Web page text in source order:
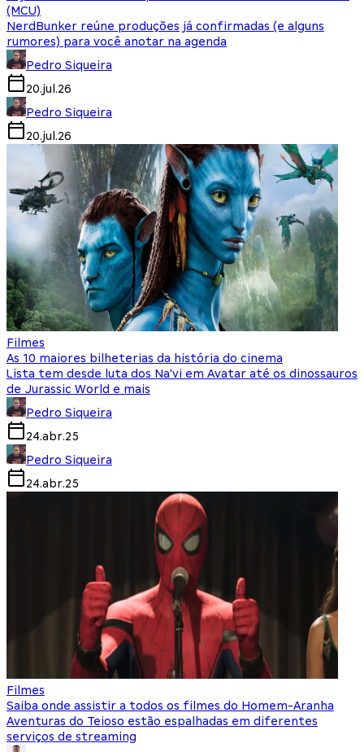
(MCU)
NerdBunker reúne produções já confirmadas (e alguns
rumores) para você anotar na agenda
Pedro Siqueira
20.jul.26
Pedro Siqueira
20.jul.26
Filmes
As 10 maiores bilheterias da história do cinema
Lista tem desde luta dos Na'vi em Avatar até os dinossauros
de Jurassic World e mais
Pedro Siqueira
24.abr.25
Pedro Siqueira
24.abr.25
Filmes
Saiba onde assistir a todos os filmes do Homem-Aranha
Aventuras do Teioso estão espalhadas em diferentes
serviços de streaming